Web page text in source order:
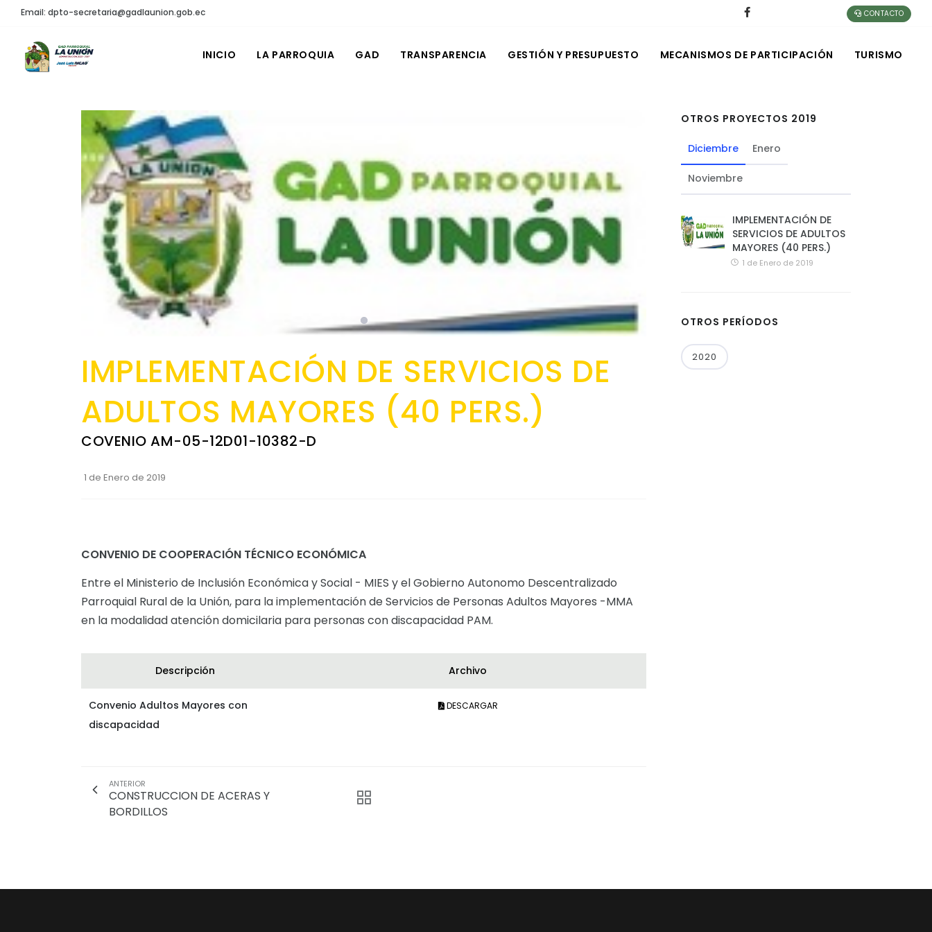
Email: dpto-secretaria@gadlaunion.gob.ec CONTACTO
INICIO LA PARROQUIA GAD TRANSPARENCIA GESTIÓN Y PRESUPUESTO MECANISMOS DE PARTICIPACIÓN TURISMO
IMPLEMENTACIÓN DE SERVICIOS DE
ADULTOS MAYORES (40 PERS.)
COVENIO AM-05-12D01-10382-D
1 de Enero de 2019
CONVENIO DE COOPERACIÓN TÉCNICO ECONÓMICA
Entre el Ministerio de Inclusión Económica y Social - MIES y el Gobierno Autonomo Descentralizado
Parroquial Rural de la Unión, para la implementación de Servicios de Personas Adultos Mayores -MMA
en la modalidad atención domicilaria para personas con discapacidad PAM.
Descripción Archivo
Convenio Adultos Mayores con
discapacidad
DESCARGAR
ANTERIOR
CONSTRUCCION DE ACERAS Y
BORDILLOS
OTROS PROYECTOS 2019
Diciembre Enero
Noviembre
IMPLEMENTACIÓN DE
SERVICIOS DE ADULTOS
MAYORES (40 PERS.)
1 de Enero de 2019
OTROS PERÍODOS
2020